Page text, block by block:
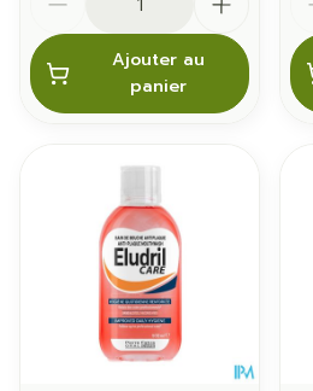
Ajouter au
panier